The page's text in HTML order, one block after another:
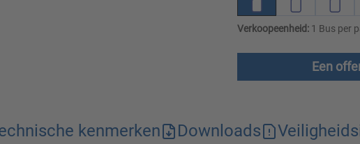
Verkoopeenheid:1 Bus per
Een
kenmerken Downloads